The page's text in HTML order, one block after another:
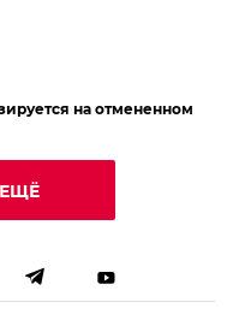
на отмененном